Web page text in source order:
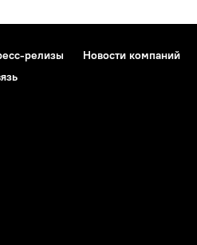
релизы Новости компаний